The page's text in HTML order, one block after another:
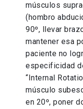
músculos
(hombro
90º, llevar
mantener esa
paciente no
especificidad
“Internal
músculo
en 20º, poner